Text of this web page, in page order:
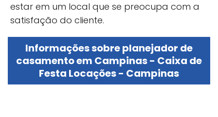
estar em um local que se preocupa com a
satisfação do cliente.
Informações sobre planejador de
casamento em Campinas - Caixa de
Festa Locações - Campinas